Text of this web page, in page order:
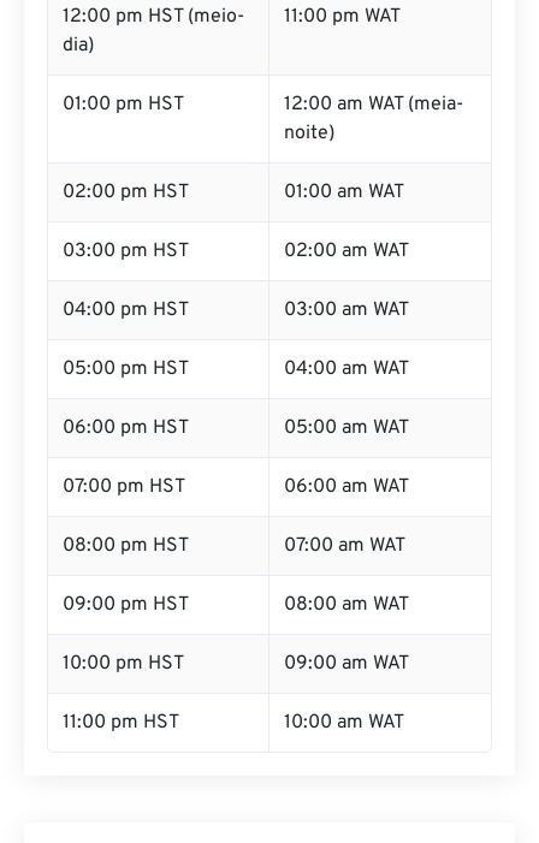
12:00 pm HST (meio-
dia)
11:00 pm WAT
01:00 pm HST
12:00 am WAT (meia-
noite)
02:00 pm HST 01:00 am WAT
03:00 pm HST 02:00 am WAT
04:00 pm HST 03:00 am WAT
05:00 pm HST 04:00 am WAT
06:00 pm HST 05:00 am WAT
07:00 pm HST 06:00 am WAT
08:00 pm HST 07:00 am WAT
09:00 pm HST 08:00 am WAT
10:00 pm HST 09:00 am WAT
11:00 pm HST 10:00 am WAT